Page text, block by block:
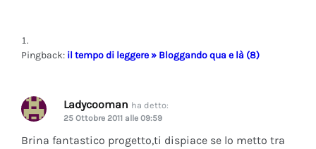
Pingback: il tempo di leggere » Bloggando qua e là (8)
Ladycooman ha detto:
25 Ottobre 2011 alle 09:59
Brina fantastico progetto,ti dispiace se lo metto tra